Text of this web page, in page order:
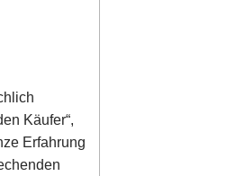
Käufer“,
Erfahrung